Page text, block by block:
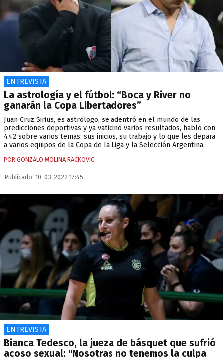
ENTREVISTA
La astrología y el fútbol: “Boca y River no
ganarán la Copa Libertadores”
Juan Cruz Sirius, es astrólogo, se adentró en el mundo de las
predicciones deportivas y ya vaticinó varios resultados, habló con
442 sobre varios temas: sus inicios, su trabajo y lo que les depara
a varios equipos de la Copa de la Liga y la Selección Argentina.
POR GONZALO MOLINA RACKOVIC
Publicado: 10-03-2022 17:45
ENTREVISTA
Bianca Tedesco, la jueza de básquet que sufrió
acoso sexual: "Nosotras no tenemos la culpa